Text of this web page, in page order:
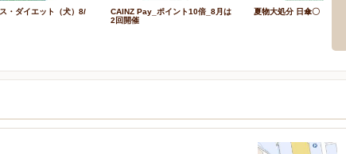
・ダイエット（犬）8/
CAINZ Pay_ポイント10倍_8月は
2回開催
夏物大処分 日傘〇